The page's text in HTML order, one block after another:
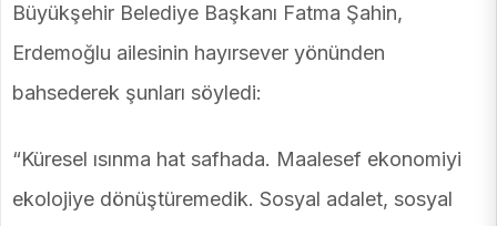
Büyükşehir Belediye Başkanı Fatma Şahin,
Erdemoğlu ailesinin hayırsever yönünden
bahsederek şunları söyledi:
“Küresel ısınma hat safhada. Maalesef ekonomiyi
ekolojiye dönüştüremedik. Sosyal adalet, sosyal